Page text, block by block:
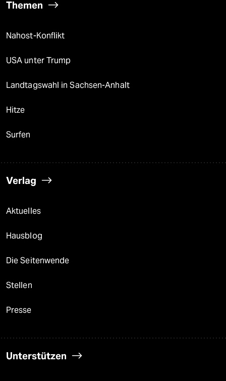
Themen
Nahost-Konflikt
USA unter Trump
Landtagswahl in Sachsen-Anhalt
Hitze
Surfen
Verlag
Aktuelles
Hausblog
Die Seitenwende
Stellen
Presse
Unterstützen